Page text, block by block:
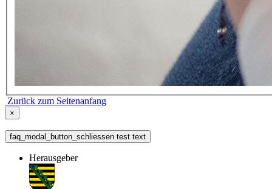
Zurück zum Seitenanfang
×
faq_modal_button_schliessen test text
Herausgeber